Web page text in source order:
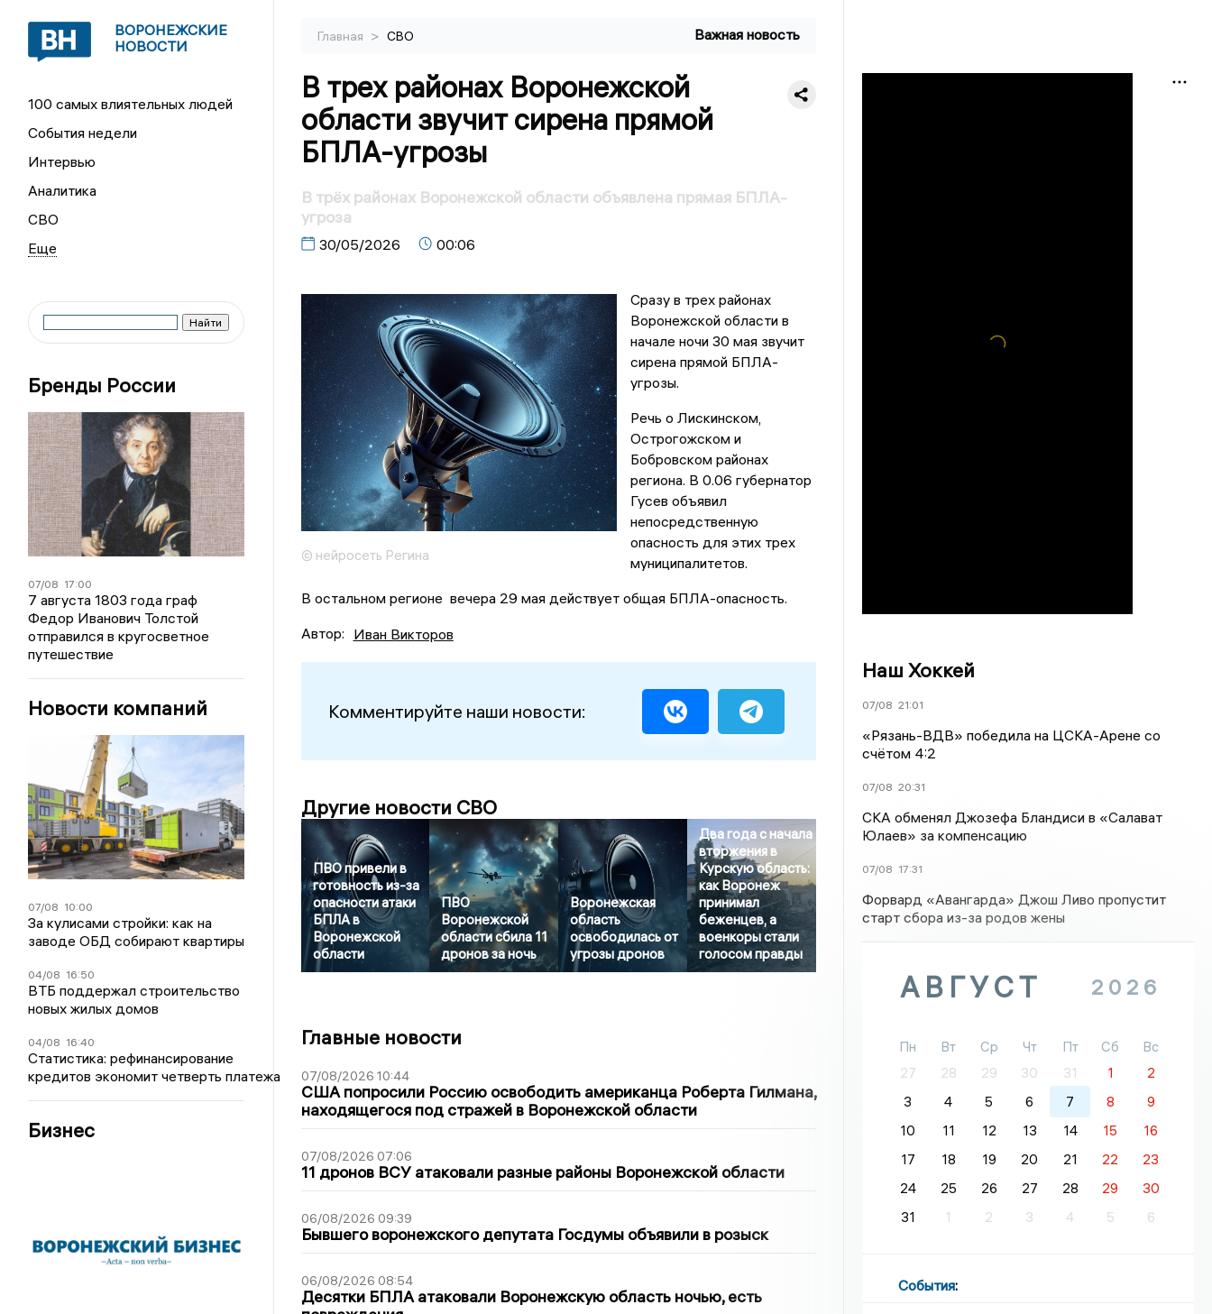
ВОРОНЕЖСКИЕ
НОВОСТИ
100 самых влиятельных людей
События недели
Интервью
Аналитика
СВО
Бренды России
07/08 17:00
7 августа 1803 года граф
Федор Иванович Толстой
отправился в кругосветное
путешествие
Новости компаний
07/08 10:00
За кулисами стройки: как на
заводе ОБД собирают квартиры
04/08 16:50
ВТБ поддержал строительство
новых жилых домов
04/08 16:40
Статистика: рефинансирование
кредитов экономит четверть платежа
Бизнес
Главная > СВО Важная новость
В трех районах Воронежской
области звучит сирена прямой
БПЛА-угрозы
В трёх районах Воронежской области объявлена прямая БПЛА-
угроза
30/05/2026 00:06
© нейросеть Регина
Сразу в трех районах
Воронежской области в
начале ночи 30 мая звучит
сирена прямой БПЛА-
угрозы.
Речь о Лискинском,
Острогожском и
Бобровском районах
региона. В 0.06 губернатор
Гусев объявил
непосредственную
опасность для этих трех
муниципалитетов.
В остальном регионе вечера 29 мая действует общая БПЛА-опасность.
Автор: Иван Викторов
Комментируйте наши новости:
Другие новости СВО
ПВО привели в
готовность из-за
опасности атаки
БПЛА в
Воронежской
области
ПВО
Воронежской
области сбила 11
дронов за ночь
Воронежская
область
освободилась от
угрозы дронов
Два года с начала
вторжения в
Курскую область:
как Воронеж
принимал
беженцев, а
военкоры стали
голосом правды
Главные новости
07/08/2026 10:44
США попросили Россию освободить американца Роберта Гилмана,
находящегося под стражей в Воронежской области
07/08/2026 07:06
11 дронов ВСУ атаковали разные районы Воронежской области
06/08/2026 09:39
Бывшего воронежского депутата Госдумы объявили в розыск
06/08/2026 08:54
Десятки БПЛА атаковали Воронежскую область ночью, есть
Наш Хоккей
07/08 21:01
«Рязань-ВДВ» победила на ЦСКА-Арене со
счётом 4:2
07/08 20:31
СКА обменял Джозефа Бландиси в «Салават
Юлаев» за компенсацию
07/08 17:31
Форвард «Авангарда» Джош Ливо пропустит
старт сбора из-за родов жены
АВГУСТ 2026
Пн Вт Ср Чт Пт Сб
Вс
27
28 29 30 31 1
2
3
4 5 6 7 8
9
10
11 12 13 14 15
16
17
18 19 20 21 22
23
24
25 26 27 28 29
30
31
1 2 3 4 5 6
События: